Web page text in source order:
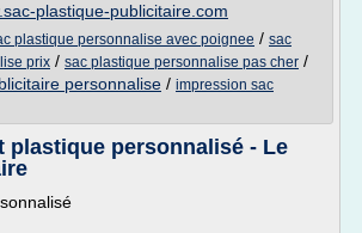
plastique-publicitaire.com
plastique personnalise avec poignee / sac
prix / sac plastique personnalise pas cher /
personnalise / impression sac
plastique personnalisé - Le